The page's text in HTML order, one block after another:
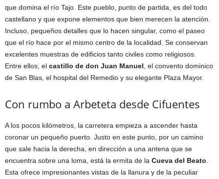
que domina el río Tajo. Este pueblo, punto de partida, es del todo
castellano y que expone elementos que bien merecen la atención.
Incluso, pequeños detalles que lo hacen singular, como el paseo
que el río hace por el mismo centro de la localidad. Se conservan
excelentes muestras de edificios tanto civiles como religiosos.
Entre ellos, el castillo de don Juan Manuel , el convento dominico
de San Blas, el hospital del Remedio y su elegante Plaza Mayor.
Con rumbo a Arbeteta desde Cifuentes
A los pocos kilómetros, la carretera empieza a ascender hasta
coronar un pequeño puerto. Justo en este punto, por un camino
que sale hacia la derecha, en dirección a una antena que se
encuentra sobre una loma, está la ermita de la Cueva del Beato
Esta ofrece impresionantes vistas de la llanura y de la peculiar